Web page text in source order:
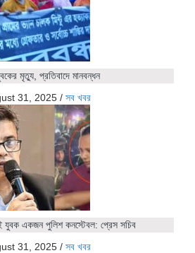
মৃত্যু, প্রতিবাদে মানবন্ধন
31, 2025 / সব খবর
যুবক একজন পুলিশ কনস্টেবল: প্রেস সচিব
31, 2025 / সব খবর